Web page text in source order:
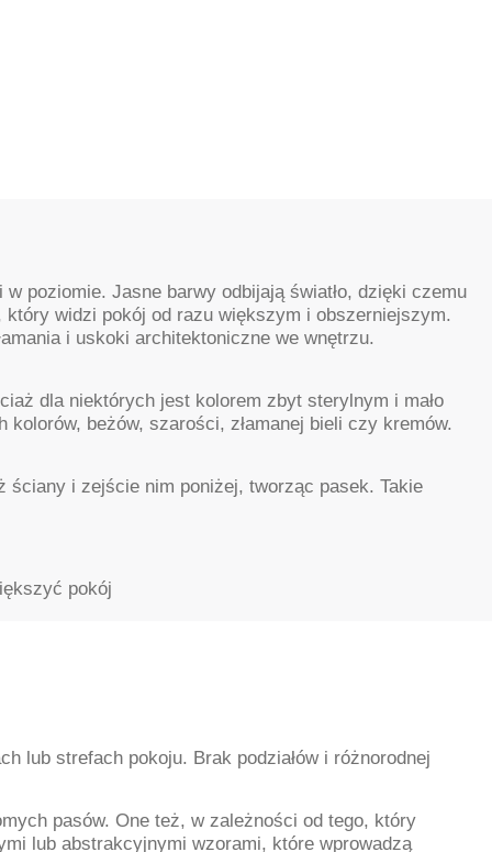
poziomie. Jasne barwy odbijają światło, dzięki czemu
widzi pokój od razu większym i obszerniejszym.
i uskoki architektoniczne we wnętrzu.
dla niektórych jest kolorem zbyt sterylnym i mało
beżów, szarości, złamanej bieli czy kremów.
i zejście nim poniżej, tworząc pasek. Takie
pokój
lub strefach pokoju. Brak podziałów i różnorodnej
pasów. One też, w zależności od tego, który
lub abstrakcyjnymi wzorami, które wprowadzą